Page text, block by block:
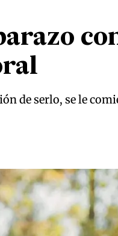
de serlo, se le